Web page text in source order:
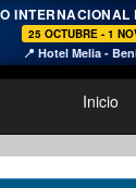
25 OCTUBRE - 1
📍 Hotel Melia -
Inicio